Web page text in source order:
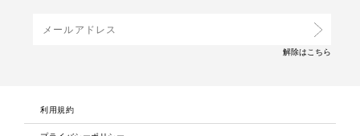
解除は こちら
利用規約